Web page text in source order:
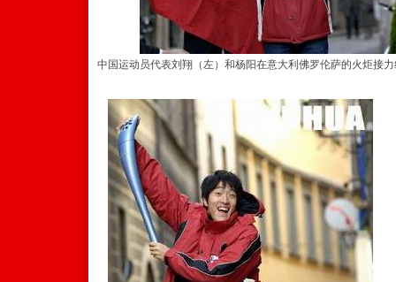
中国运动员代表刘翔（左）和杨阳在意大利佛罗伦萨的火炬接